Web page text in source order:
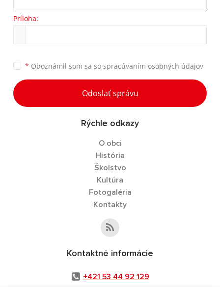
Príloha:
* Oboznámil som sa so spracúvaním osobných údajov
Odoslať správu
Rýchle odkazy
O obci
História
Školstvo
Kultúra
Fotogaléria
Kontakty
Kontaktné informácie
+421 53 44 92 129